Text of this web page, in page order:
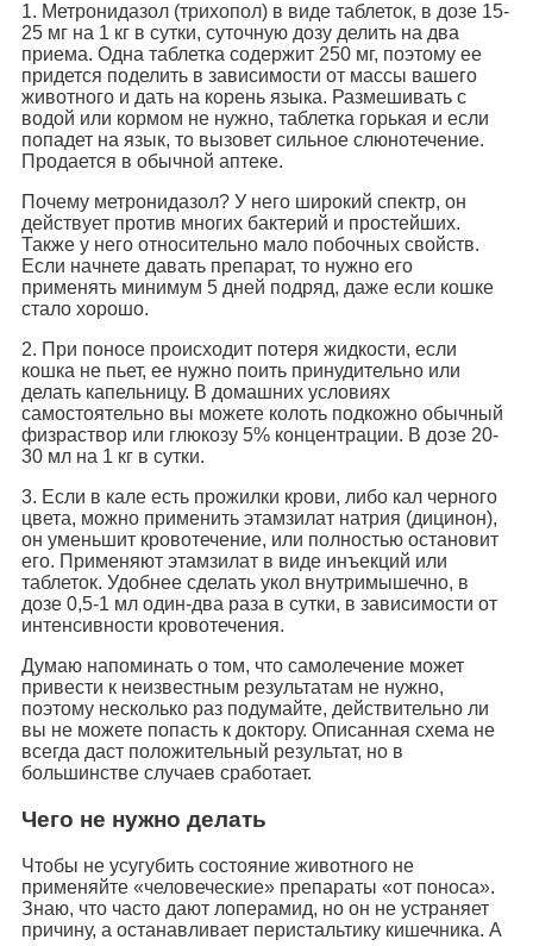
1. Метронидазол (трихопол) в виде таблеток, в дозе 15-
25 мг на 1 кг в сутки, суточную дозу делить на два
приема. Одна таблетка содержит 250 мг, поэтому ее
придется поделить в зависимости от массы вашего
животного и дать на корень языка. Размешивать с
водой или кормом не нужно, таблетка горькая и если
попадет на язык, то вызовет сильное слюнотечение.
Продается в обычной аптеке.
Почему метронидазол? У него широкий спектр, он
действует против многих бактерий и простейших.
Также у него относительно мало побочных свойств.
Если начнете давать препарат, то нужно его
применять минимум 5 дней подряд, даже если кошке
стало хорошо.
2. При поносе происходит потеря жидкости, если
кошка не пьет, ее нужно поить принудительно или
делать капельницу. В домашних условиях
самостоятельно вы можете колоть подкожно обычный
физраствор или глюкозу 5% концентрации. В дозе 20-
30 мл на 1 кг в сутки.
3. Если в кале есть прожилки крови, либо кал черного
цвета, можно применить этамзилат натрия (дицинон),
он уменьшит кровотечение, или полностью остановит
его. Применяют этамзилат в виде инъекций или
таблеток. Удобнее сделать укол внутримышечно, в
дозе 0,5-1 мл один-два раза в сутки, в зависимости от
интенсивности кровотечения.
Думаю напоминать о том, что самолечение может
привести к неизвестным результатам не нужно,
поэтому несколько раз подумайте, действительно ли
вы не можете попасть к доктору. Описанная схема не
всегда даст положительный результат, но в
большинстве случаев сработает.
Чего не нужно делать
Чтобы не усугубить состояние животного не
применяйте «человеческие» препараты «от поноса».
Знаю, что часто дают лоперамид, но он не устраняет
причину, а останавливает перистальтику кишечника. А